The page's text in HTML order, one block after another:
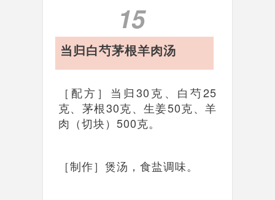
15
当归白芍茅根羊肉汤
［配方］当归30克、白芍25
克、茅根30克、生姜50克、羊
肉（切块）500克。
［制作］煲汤，食盐调味。